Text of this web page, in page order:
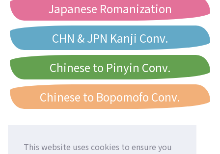
This website uses cookies to ensure you
Japanese Romanization
CHN & JPN Kanji Conv.
Chinese to Pinyin Conv.
Chinese to Bopomofo Conv.